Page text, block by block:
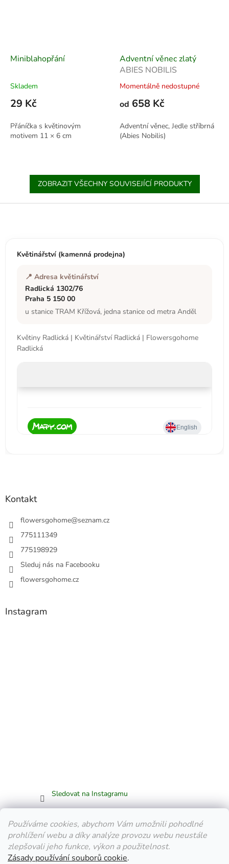
Používáme cookies, abychom Vám umožnili pohodlné
prohlížení webu a díky analýze provozu webu neustále
zlepšovali jeho funkce, výkon a použitelnost.
Zásady používání souborů cookie.
Miniblahopřání
Skladem
29 Kč
Přáníčka s květinovým
motivem 11 × 6 cm
Adventní věnec zlatý
ABIES NOBILIS
Momentálně nedostupné
od 658 Kč
Adventní věnec, Jedle stříbrná
(Abies Nobilis)
ZOBRAZIT VŠECHNY SOUVISEJÍCÍ PRODUKTY
Z
Květinářství (kamenná prodejna)
📍 Adresa květinářství
Radlická 1302/76
Praha 5 150 00
u stanice TRAM Křížová, jedna stanice od metra Anděl
Květiny Radlická | Květinářství Radlická | Flowersgohome
Radlická
Kontakt
flowersgohome@seznam.cz
775111349
775198929
Sleduj nás na Facebooku
flowersgohome.cz
Instagram
Sledovat na Instagramu
Facebook